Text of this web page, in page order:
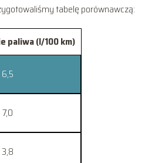
tabelę porównawczą:
paliwa (l/100 km)
6,5
7,0
3,8